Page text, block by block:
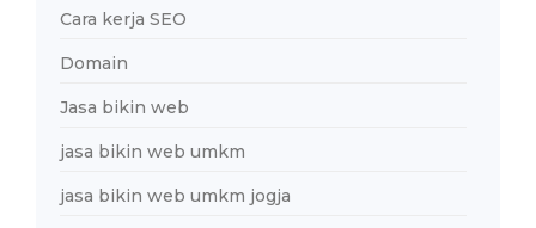
Cara kerja SEO
Domain
Jasa bikin web
jasa bikin web umkm
jasa bikin web umkm jogja